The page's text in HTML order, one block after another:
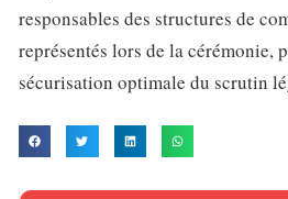
responsables des structures de
représentés lors de la cérémonie,
sécurisation optimale du scrutin